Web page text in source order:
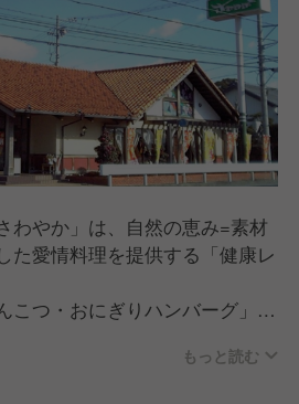
わやか」は、自然の恵み=素材
た愛情料理を提供する「健康レ
こつ・おにぎりハンバーグ」を
・元気の出る美味しさ」が描け
もっと読む